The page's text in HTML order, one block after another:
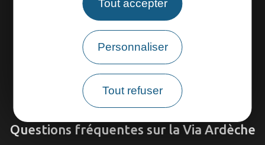
Tout accepter
Personnaliser
Tout refuser
Venir sur la Via Ardèche
Questions fréquentes sur la Via Ardèche